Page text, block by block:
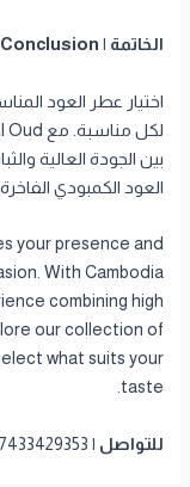
الخاتمة | Conclusion
اختيار عطر العود
بين الجودة العالية
العود الكمبودي
your presence and
With Cambodia
combining high
our collection of
what suits your
taste.
للتواصل | Contact: